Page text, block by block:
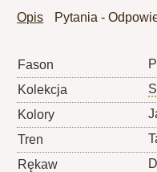
Opis Pytania -
Fason
Kolekcja
Kolory
Tren
Rękaw